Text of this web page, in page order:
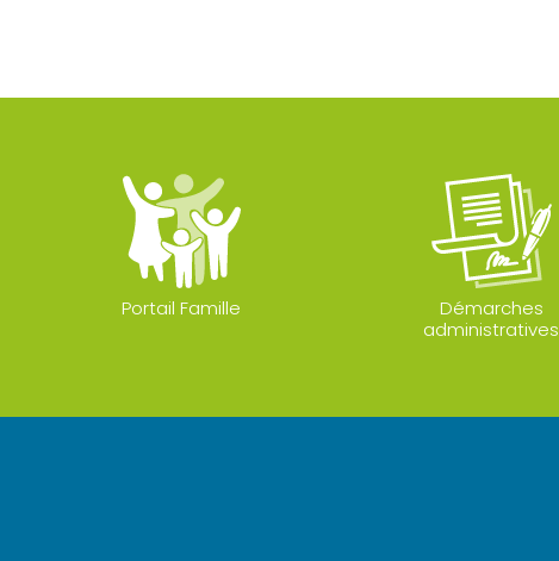
Portail Famille
Démarches
administratives